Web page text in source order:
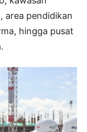
area pendidikan
hingga pusat